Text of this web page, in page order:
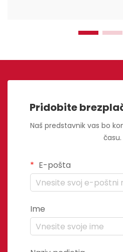
Pridobite
Naš predstavnik vas bo
času.
E-pošta
Ime